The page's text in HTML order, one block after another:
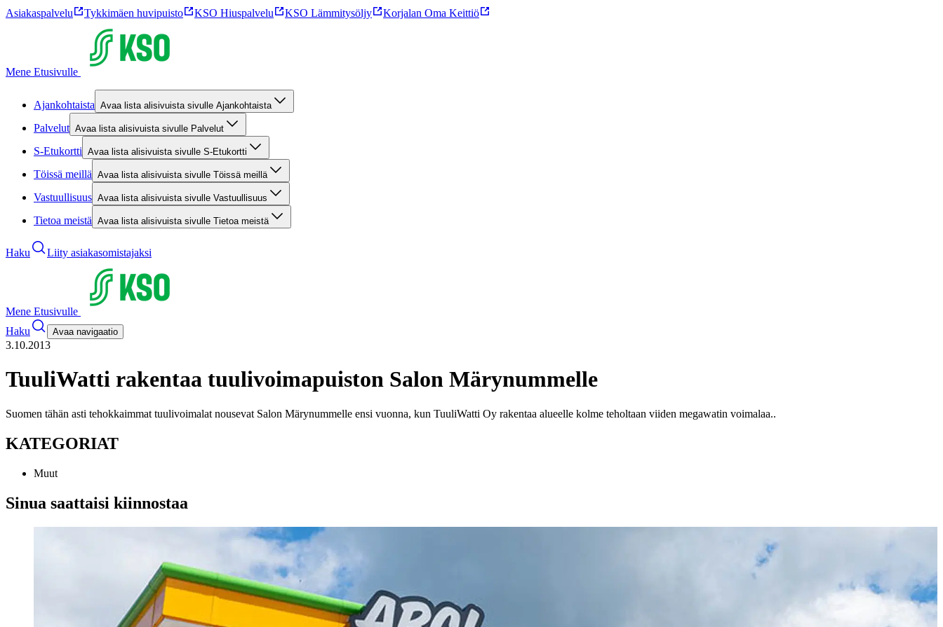
Asiakaspalvelu Tykkimäen huvipuisto KSO Hiuspalvelu KSO Lämmitysöljy Korjalan Oma Keittiö
Mene Etusivulle
Ajankohtaista Avaa lista alisivuista sivulle Ajankohtaista
Palvelut Avaa lista alisivuista sivulle Palvelut
S-Etukortti Avaa lista alisivuista sivulle S-Etukortti
Töissä meillä Avaa lista alisivuista sivulle Töissä meillä
Vastuullisuus Avaa lista alisivuista sivulle Vastuullisuus
Tietoa meistä Avaa lista alisivuista sivulle Tietoa meistä
Haku Liity asiakasomistajaksi
Mene Etusivulle
Haku
Avaa navigaatio
3.10.2013
TuuliWatti rakentaa tuulivoimapuiston Salon Märynummelle
Suomen tähän asti tehokkaimmat tuulivoimalat nousevat Salon Märynummelle ensi vuonna, kun TuuliWatti Oy rakentaa alueelle kolme teholtaan viiden megawatin voimalaa..
KATEGORIAT
Muut
Sinua saattaisi kiinnostaa